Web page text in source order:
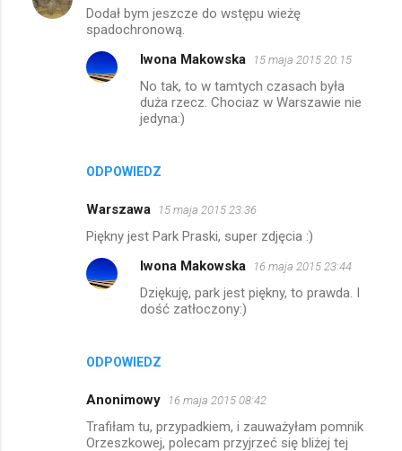
o
Dodał bym jeszcze do wstępu wieżę
spadochronową.
ODPOWIEDZ
Iwona Makowska 15 maja 2015 20:15
No tak, to w tamtych czasach była
duża rzecz. Chociaz w Warszawie nie
jedyna:)
Warszawa 15 maja 2015 23:36
Piękny jest Park Praski, super zdjęcia :)
ODPOWIEDZ
Iwona Makowska 16 maja 2015 23:44
Dziękuję, park jest piękny, to prawda. I
dość zatłoczony:)
Anonimowy 16 maja 2015 08:42
Trafiłam tu, przypadkiem, i zauważyłam pomnik
Orzeszkowej, polecam przyjrzeć się bliżej tej